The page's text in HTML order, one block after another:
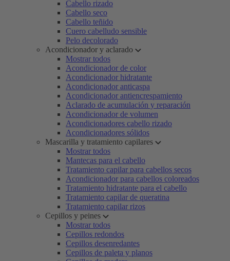
Cabello rizado
Cabello seco
Cabello teñido
Cuero cabelludo sensible
Pelo decolorado
Acondicionador y aclarado
Mostrar todos
Acondicionador de color
Acondicionador hidratante
Acondicionador anticaspa
Acondicionador antiencrespamiento
Aclarado de acumulación y reparación
Acondicionador de volumen
Acondicionadores cabello rizado
Acondicionadores sólidos
Mascarilla y tratamiento capilares
Mostrar todos
Mantecas para el cabello
Tratamiento capilar para cabellos secos
Acondicionador para cabellos coloreados
Tratamiento hidratante para el cabello
Tratamiento capilar de queratina
Tratamiento capilar rizos
Cepillos y peines
Mostrar todos
Cepillos redondos
Cepillos desenredantes
Cepillos de paleta y planos